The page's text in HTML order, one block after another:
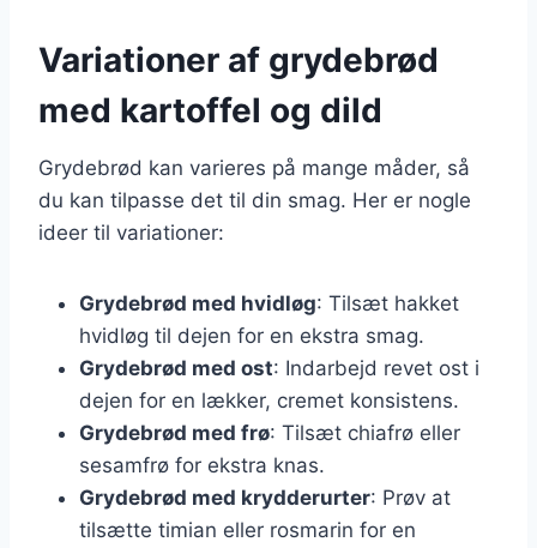
Variationer af grydebrød
med kartoffel og dild
Grydebrød kan varieres på mange måder, så
du kan tilpasse det til din smag. Her er nogle
ideer til variationer:
Grydebrød med hvidløg: Tilsæt hakket
hvidløg til dejen for en ekstra smag.
Grydebrød med ost: Indarbejd revet ost i
dejen for en lækker, cremet konsistens.
Grydebrød med frø: Tilsæt chiafrø eller
sesamfrø for ekstra knas.
Grydebrød med krydderurter: Prøv at
tilsætte timian eller rosmarin for en